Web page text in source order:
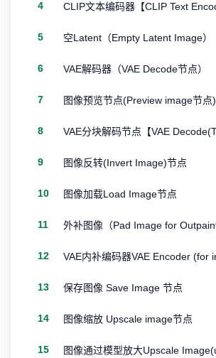
4
5 空Latent（Empty Latent Image）
6 VAE解码器（VAE Decode节点）
7 图像预览节点(Preview image节点)
8
9 图像反转(Invert Image)节点
10 图像加载Load Image节点
11
12
13 保存图像 Save Image 节点
14 图像缩放 Upscale image节点
15